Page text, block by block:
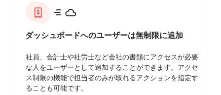
ダッシュボードへのユーザーは無制限に追加
社員、会計士や社労士など会社の書類にアクセスが必要
な人をユーザーとして追加することができます。アクセ
ス制限の機能で担当者のみが取れるアクションを指定す
ることも可能です。